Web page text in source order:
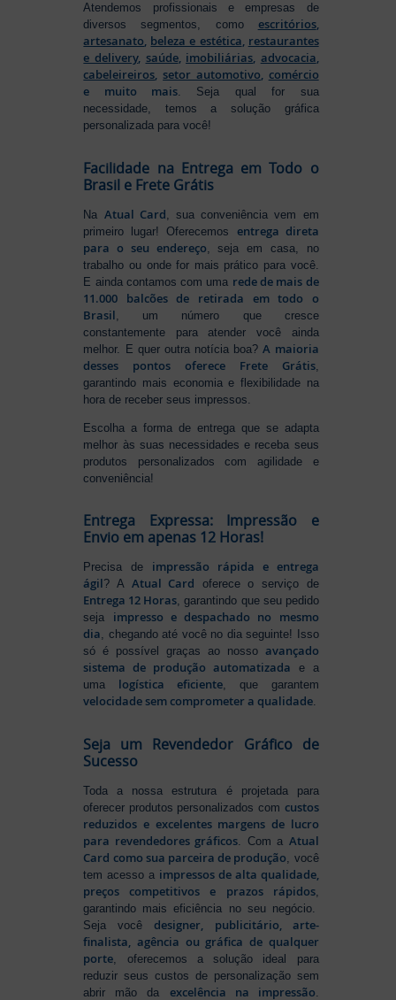
Atendemos profissionais e empresas de
diversos segmentos, como escritórios,
artesanato, beleza e estética, restaurantes
e delivery, saúde, imobiliárias, advocacia,
cabeleireiros, setor automotivo, comércio
e muito mais. Seja qual for sua
necessidade, temos a solução gráfica
personalizada para você!
Facilidade na Entrega em Todo o
Brasil e Frete Grátis
Na Atual Card , sua conveniência vem em
primeiro lugar! Oferecemos entrega direta
para o seu endereço , seja em casa, no
trabalho ou onde for mais prático para você.
E ainda contamos com uma rede de mais de
11.000 balcões de retirada em todo o
Brasil , um número que cresce
constantemente para atender você ainda
melhor. E quer outra notícia boa?A maioria
desses pontos oferece Frete Grátis,
garantindo mais economia e flexibilidade na
hora de receber seus impressos.
Escolha a forma de entrega que se adapta
melhor às suas necessidades e receba seus
produtos personalizados com agilidade e
conveniência!
Entrega Expressa: Impressão e
Envio em apenas 12 Horas!
Precisa de impressão rápida e entrega
ágil? A Atual Card oferece o serviço de
Entrega 12 Horas, garantindo que seu pedido
seja impresso e despachado no mesmo
dia, chegando até você no dia seguinte! Isso
só é possível graças ao nosso avançado
sistema de produção automatizada e a
uma logística eficiente, que garantem
velocidade sem comprometer a qualidade.
Seja um Revendedor Gráfico de
Sucesso
Toda a nossa estrutura é projetada para
oferecer produtos personalizados com custos
reduzidos e excelentes margens de lucro
para revendedores gráficos . Com a Atual
Card como sua parceira de produção , você
tem acesso a impressos de alta qualidade,
preços competitivos e prazos rápidos,
garantindo mais eficiência no seu negócio.
Seja vocêdesigner, publicitário, arte-
finalista, agência ou gráfica de qualquer
porte , oferecemos a solução ideal para
reduzir seus custos de personalização sem
abrir mão da excelência na impressão